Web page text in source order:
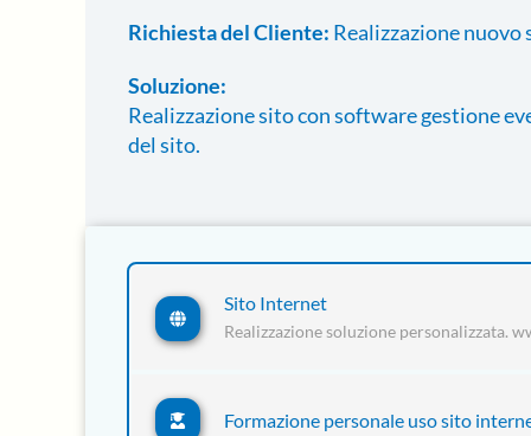
Richiesta del Cliente: Realizzazione
Soluzione:
Realizzazione sito con software gestione
del sito.
Sito Internet
Realizzazione soluzione personalizzata.
Formazione personale uso sito